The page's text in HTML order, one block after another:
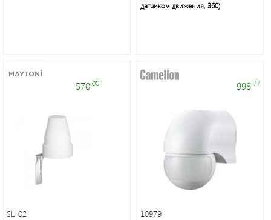
освещение
Элементы
питания,
светильники,
датчиком движения, 360)
570.00
SL-02
998 .77
10979